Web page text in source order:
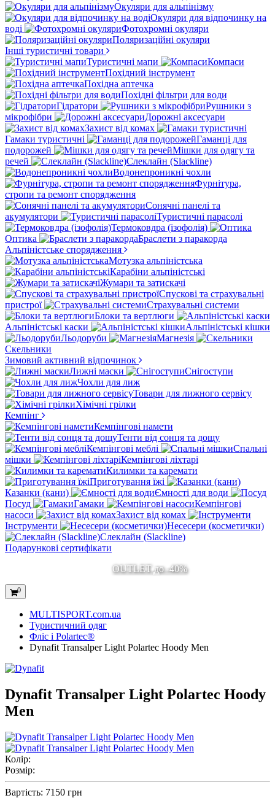
Окуляри для альпінізму
Окуляри для відпочинку на
воді
Фотохромні окуляри
Поляризаційні окуляри
Інші туристичні товари
Туристичні мапи
Компаси
Похідний інструмент
Похідна аптечка
Похідні фільтри для води
Гідратори
Рушники з
мікрофібри
Дорожні аксесуари
Захист від комах
Гамаки туристичні
Гаманці для
подорожей
Мішки для одягу та
речей
Слеклайн (Slackline)
Водонепроникні чохли
Фурнітура,
стропи та ремонт спорядження
Сонячні панелі та
акумулятори
Туристичні парасолі
Термоковдра (ізофолія)
Оптика
Браслети з паракорда
Альпіністське спорядження
Мотузка альпіністська
Карабіни альпіністські
Жумари та затискачі
Спускові та страхувальні
пристрої
Страхувальні системи
Блоки та вертлюги
Альпіністські каски
Альпіністські кішки
Льодоруби
Магнезія
Скельники
Зимовий активний відпочинок
Лижні маски
Снігоступи
Чохли для лиж
Товари для лижного сервісу
Хімічні грілки
Кемпінг
Кемпінгові намети
Тенти від сонця та дощу
Кемпінгові меблі
Спальні
мішки
Кемпінгові ліхтарі
Килимки та каремати
Приготування їжі
Казанки (кани)
Ємності для води
Посуд
Гамаки
Кемпінгові
насоси
Захист від комах
Інструменти
Несесери (косметички)
Слеклайн (Slackline)
Подарункові сертифікати
OUTLET до -40%
0
MULTISPORT.com.ua
Туристичний одяг
Фліс і Polartec®
Dynafit Transalper Light Polartec Hoody Men
Dynafit Transalper Light Polartec Hoody
Men
Колір:
Розмір:
Вартість: 7150 грн